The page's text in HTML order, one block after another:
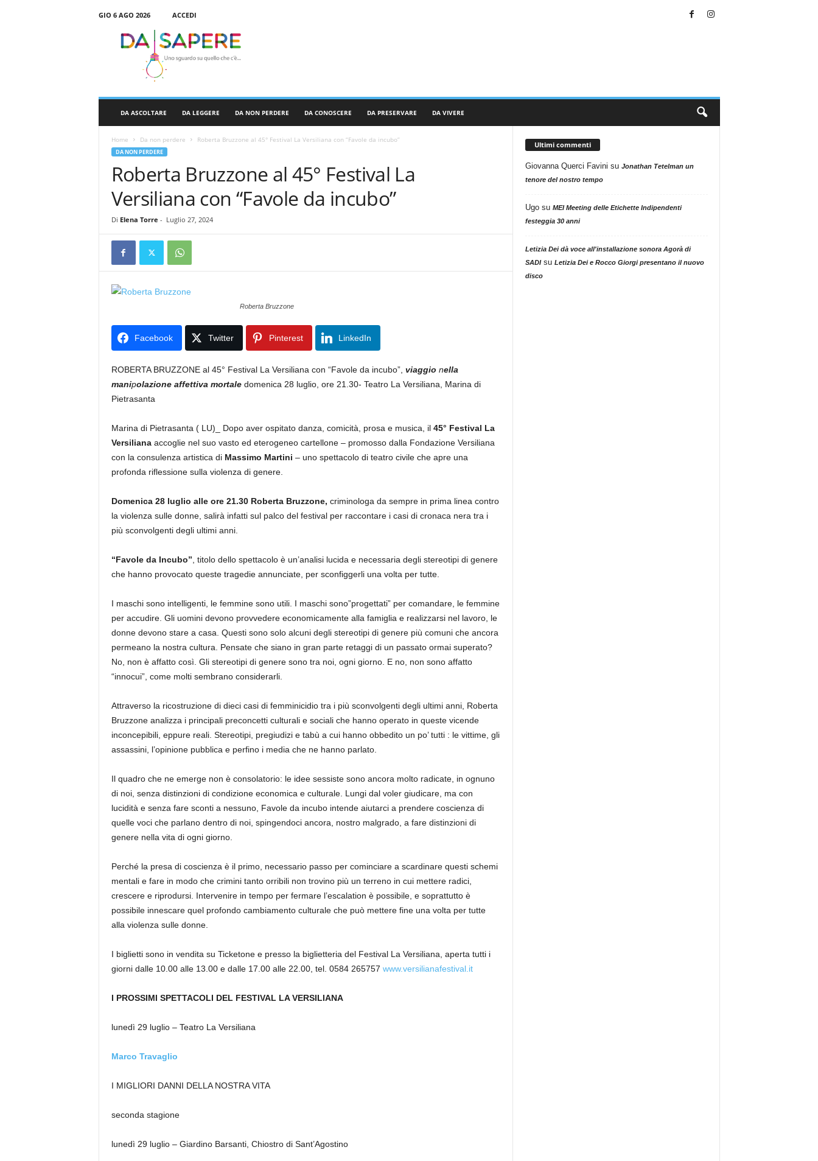
GIO 6 AGO 2026
ACCEDI
DA ASCOLTARE DA LEGGERE DA NON PERDERE DA CONOSCERE DA PRESERVARE DA VIVERE
Home Da non perdere Roberta Bruzzone al 45° Festival La Versiliana con “Favole da incubo”
DA NON PERDERE
Roberta Bruzzone al 45° Festival La
Versiliana con “Favole da incubo”
Di Elena Torre - Luglio 27, 2024
Roberta Bruzzone
Facebook Twitter Pinterest LinkedIn
ROBERTA BRUZZONE al 45° Festival La Versiliana con “Favole da incubo”, viaggio nella
manipolazione affettiva mortaledomenica 28 luglio, ore 21.30- Teatro La Versiliana, Marina di
Pietrasanta
Marina di Pietrasanta ( LU)_ Dopo aver ospitato danza, comicità, prosa e musica, il 45° Festival La
Versilianaaccoglie nel suo vasto ed eterogeneo cartellone – promosso dalla Fondazione Versiliana
con la consulenza artistica di Massimo Martini – uno spettacolo di teatro civile che apre una
profonda riflessione sulla violenza di genere.
Domenica 28 luglio alle ore 21.30 Roberta Bruzzone, criminologa da sempre in prima linea contro
la violenza sulle donne, salirà infatti sul palco del festival per raccontare i casi di cronaca nera tra i
più sconvolgenti degli ultimi anni.
“Favole da Incubo” , titolo dello spettacolo è un’analisi lucida e necessaria degli stereotipi di genere
che hanno provocato queste tragedie annunciate, per sconfiggerli una volta per tutte.
I maschi sono intelligenti, le femmine sono utili. I maschi sono”progettati” per comandare, le femmine
per accudire. Gli uomini devono provvedere economicamente alla famiglia e realizzarsi nel lavoro, le
donne devono stare a casa. Questi sono solo alcuni degli stereotipi di genere più comuni che ancora
permeano la nostra cultura. Pensate che siano in gran parte retaggi di un passato ormai superato?
No, non è affatto così. Gli stereotipi di genere sono tra noi, ogni giorno. E no, non sono affatto
“innocui”, come molti sembrano considerarli.
Attraverso la ricostruzione di dieci casi di femminicidio tra i più sconvolgenti degli ultimi anni, Roberta
Bruzzone analizza i principali preconcetti culturali e sociali che hanno operato in queste vicende
inconcepibili, eppure reali. Stereotipi, pregiudizi e tabù a cui hanno obbedito un po’ tutti : le vittime, gli
assassini, l’opinione pubblica e perfino i media che ne hanno parlato.
Il quadro che ne emerge non è consolatorio: le idee sessiste sono ancora molto radicate, in ognuno
di noi, senza distinzioni di condizione economica e culturale. Lungi dal voler giudicare, ma con
lucidità e senza fare sconti a nessuno, Favole da incubo intende aiutarci a prendere coscienza di
quelle voci che parlano dentro di noi, spingendoci ancora, nostro malgrado, a fare distinzioni di
genere nella vita di ogni giorno.
Perché la presa di coscienza è il primo, necessario passo per cominciare a scardinare questi schemi
mentali e fare in modo che crimini tanto orribili non trovino più un terreno in cui mettere radici,
crescere e riprodursi. Intervenire in tempo per fermare l’escalation è possibile, e soprattutto è
possibile innescare quel profondo cambiamento culturale che può mettere fine una volta per tutte
alla violenza sulle donne.
I biglietti sono in vendita su Ticketone e presso la biglietteria del Festival La Versiliana, aperta tutti i
giorni dalle 10.00 alle 13.00 e dalle 17.00 alle 22.00, tel. 0584 265757 www.versilianafestival.it
I PROSSIMI SPETTACOLI DEL FESTIVAL LA VERSILIANA
lunedì 29 luglio – Teatro La Versiliana
Marco Travaglio
I MIGLIORI DANNI DELLA NOSTRA VITA
seconda stagione
lunedì 29 luglio – Giardino Barsanti, Chiostro di Sant’Agostino
Ultimi commenti
Giovanna Querci Favini su Jonathan Tetelman un
tenore del nostro tempo
Ugosu MEI Meeting delle Etichette Indipendenti
festeggia 30 anni
Letizia Dei dà voce all'installazione sonora Agorà di
SADIsu Letizia Dei e Rocco Giorgi presentano il nuovo
disco